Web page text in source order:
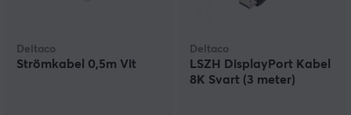
Deltaco
Strömkabel 0,5m Vit
Deltaco
LSZH DisplayPort Kabel
8K Svart (3 meter)